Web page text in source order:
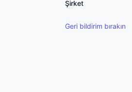
Şirket
Geri bildirim bırakın